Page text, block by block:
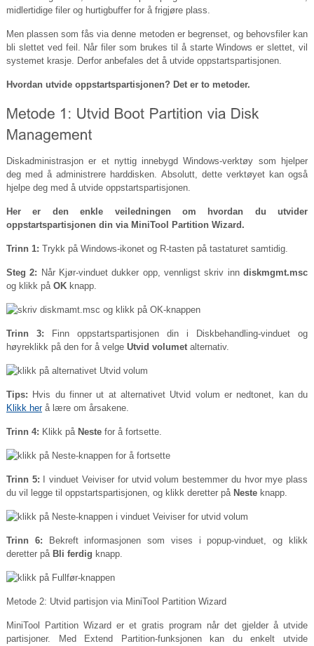
midlertidige filer og hurtigbuffer for å frigjøre plass.
Men plassen som fås via denne metoden er begrenset, og behovsfiler kan
bli slettet ved feil. Når filer som brukes til å starte Windows er slettet, vil
systemet krasje. Derfor anbefales det å utvide oppstartspartisjonen.
Hvordan utvide oppstartspartisjonen? Det er to metoder.
Diskadministrasjon er et nyttig innebygd Windows-verktøy som hjelper
deg med å administrere harddisken. Absolutt, dette verktøyet kan også
hjelpe deg med å utvide oppstartspartisjonen.
Her er den enkle veiledningen om hvordan du utvider
oppstartspartisjonen din via MiniTool Partition Wizard.
Trinn 1: Trykk på Windows-ikonet og R-tasten på tastaturet samtidig.
Steg 2: Når Kjør-vinduet dukker opp, vennligst skriv inndiskmgmt.msc
og klikk på OKknapp.
Trinn 3: Finn oppstartspartisjonen din i Diskbehandling-vinduet og
høyreklikk på den for å velge Utvid volumetalternativ.
Tips: Hvis du finner ut at alternativet Utvid volum er nedtonet, kan du
Klikk herå lære om årsakene.
Trinn 4: Klikk på Nestefor å fortsette.
Trinn 5: I vinduet Veiviser for utvid volum bestemmer du hvor mye plass
du vil legge til oppstartspartisjonen, og klikk deretter på Nesteknapp.
Trinn 6: Bekreft informasjonen som vises i popup-vinduet, og klikk
deretter på Bli ferdig knapp.
Metode 2: Utvid partisjon via MiniTool Partition Wizard
MiniTool Partition Wizard er et gratis program når det gjelder å utvide
partisjoner. Med Extend Partition-funksjonen kan du enkelt utvide